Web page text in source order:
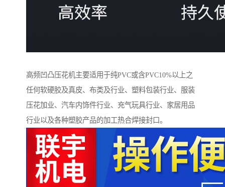
高频凹凸压花机主要适用于纯PVC或含PVC10%以上之
任何软硬胶及真皮、布类及行业、塑料包装行业、服装
压花加业、汽车内饰件行业、充气玩具行业、家居用品
行业以及各种塑胶产品的加工热合焊接封口。